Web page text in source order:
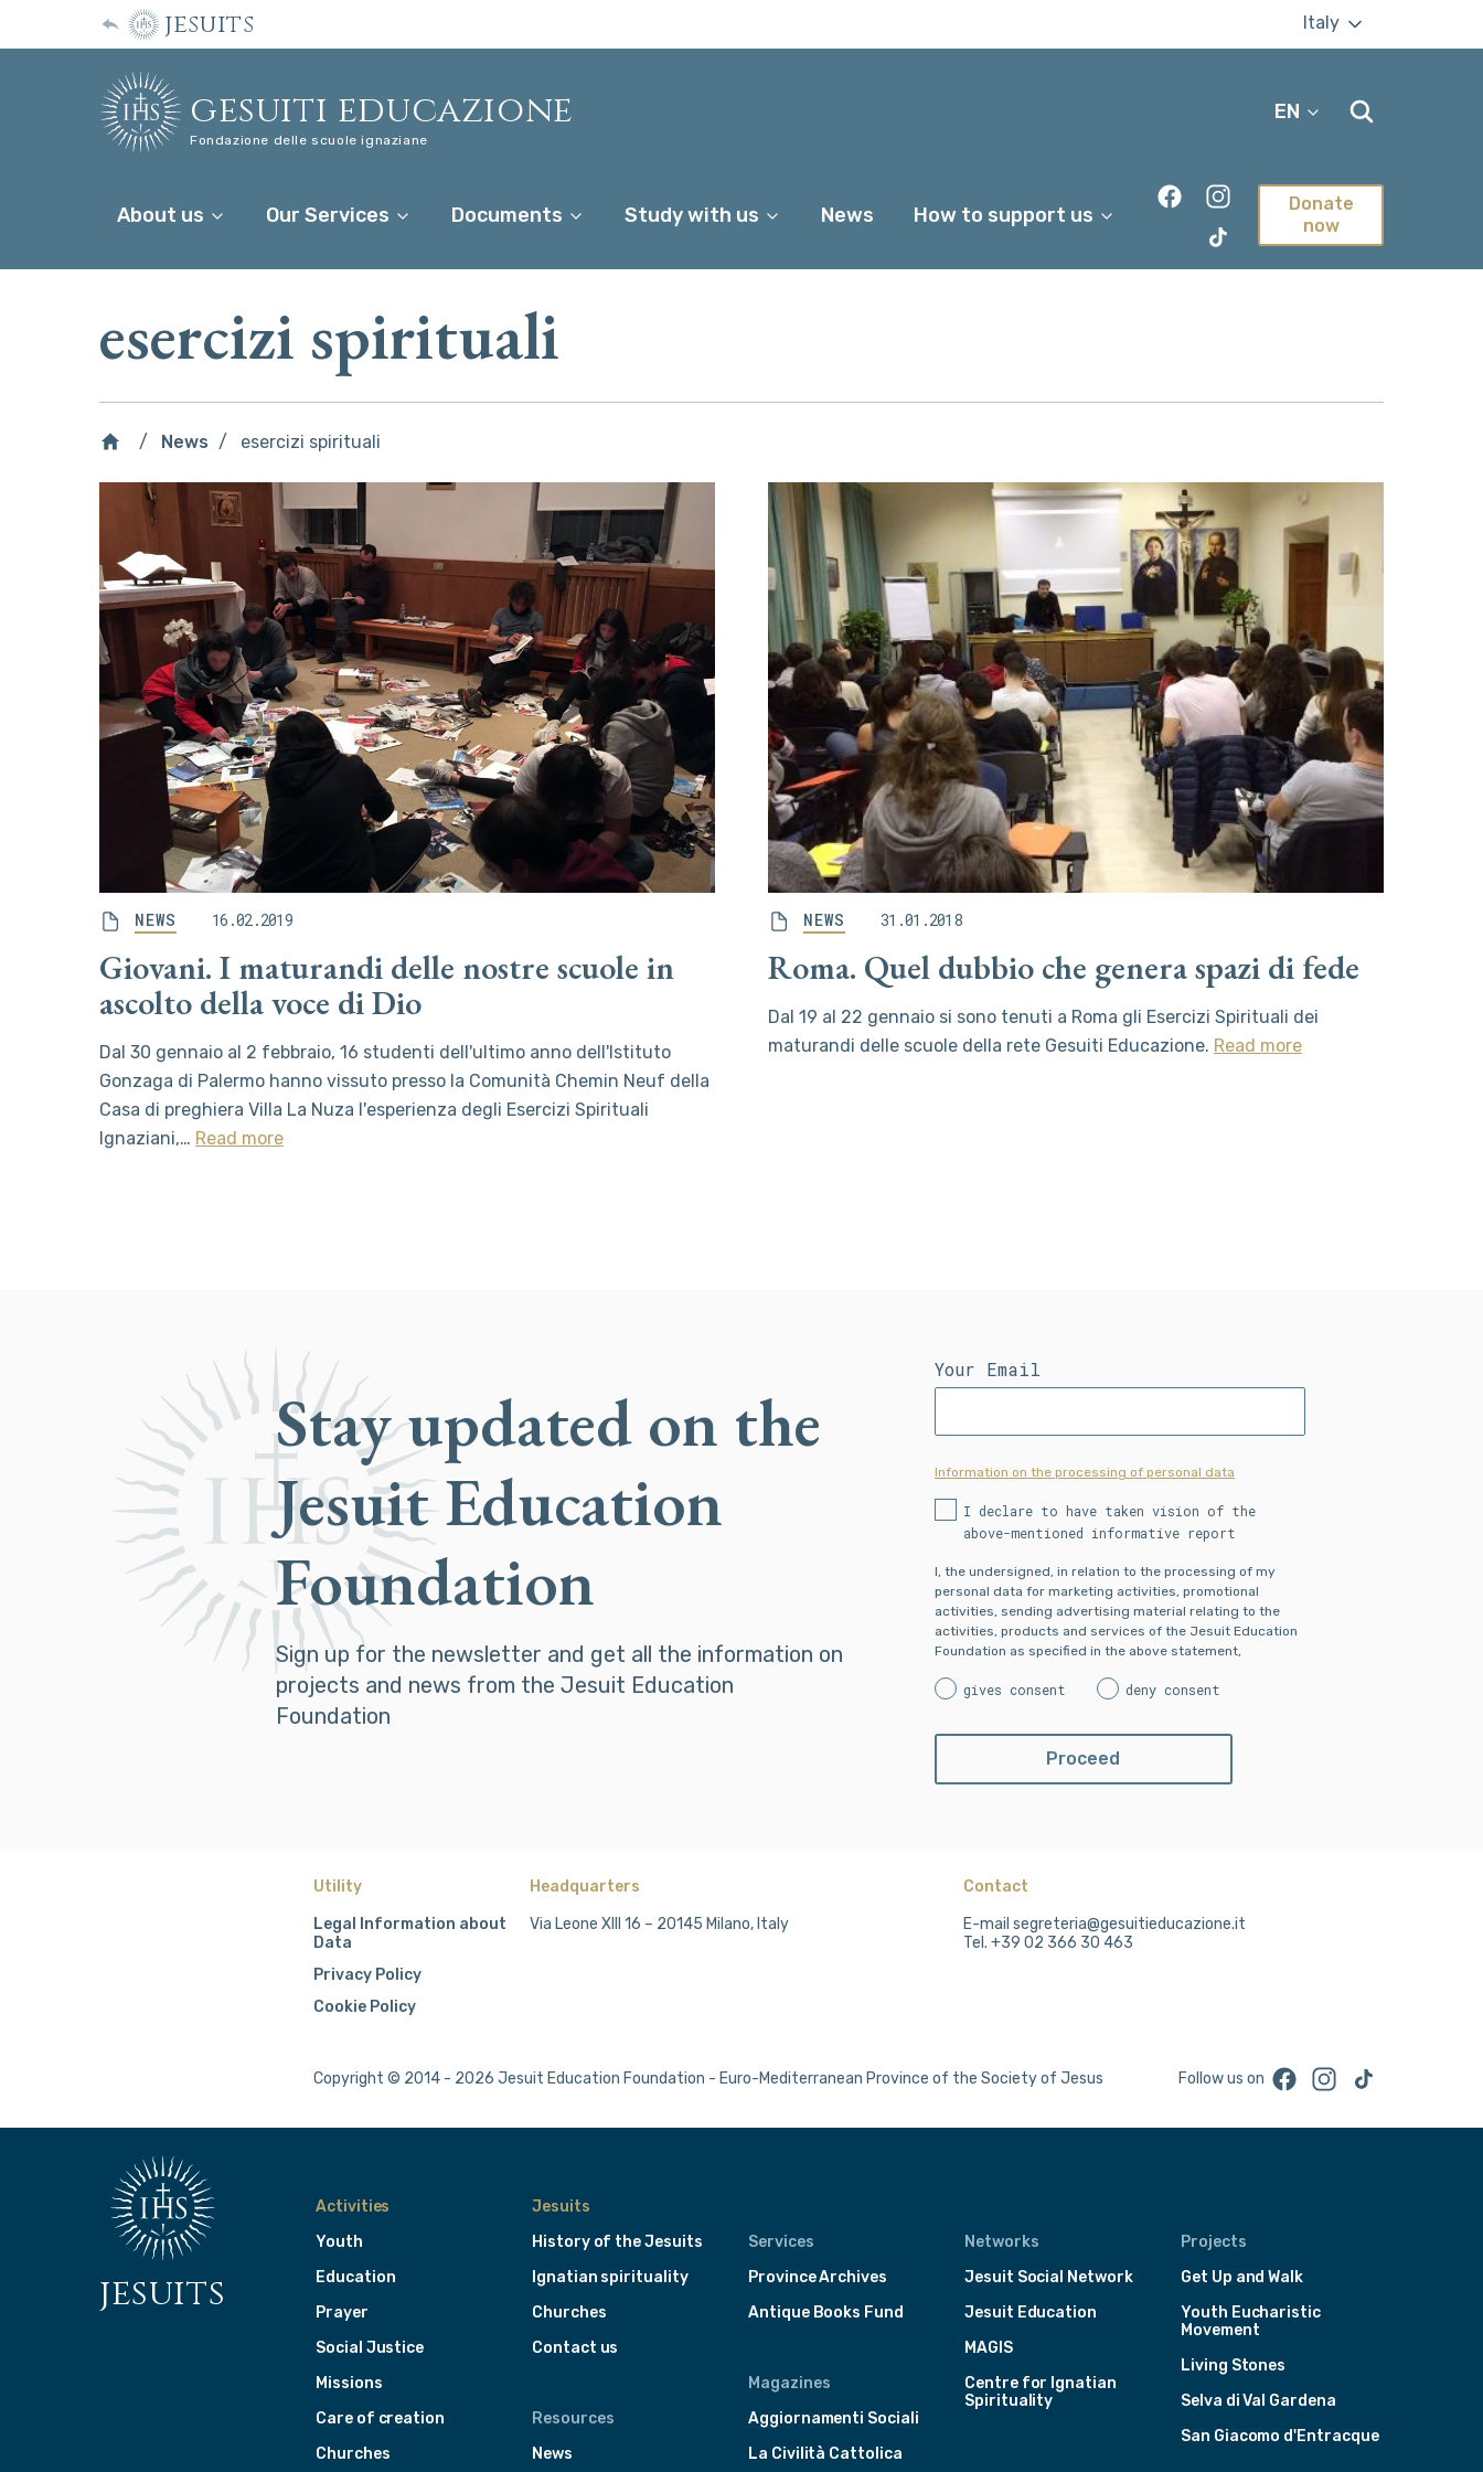
jesuits Italy
gesuiti educazione
Fondazione delle scuole ignaziane
EN
About us Our Services Documents Study with us News How to support us
Donate
now
esercizi spirituali
News esercizi spirituali
NEWS 16.02.2019
Giovani. I maturandi delle nostre scuole in
ascolto della voce di Dio
Dal 30 gennaio al 2 febbraio, 16 studenti dell'ultimo anno dell'Istituto
Gonzaga di Palermo hanno vissuto presso la Comunità Chemin Neuf della
Casa di preghiera Villa La Nuza l'esperienza degli Esercizi Spirituali
Ignaziani,… Read more
NEWS 31.01.2018
Roma. Quel dubbio che genera spazi di fede
Dal 19 al 22 gennaio si sono tenuti a Roma gli Esercizi Spirituali dei
maturandi delle scuole della rete Gesuiti Educazione. Read more
Stay updated on the
Jesuit Education
Foundation
Sign up for the newsletter and get all the information on
projects and news from the Jesuit Education
Foundation
Your Email
Information on the processing of personal data
I declare to have taken vision of the
above-mentioned informative report
I, the undersigned, in relation to the processing of my
personal data for marketing activities, promotional
activities, sending advertising material relating to the
activities, products and services of the Jesuit Education
Foundation as specified in the above statement,
gives consent deny consent
Utility
Legal Information about
Data
Privacy Policy
Cookie Policy
Headquarters
Via Leone XIII 16 – 20145 Milano, Italy
Contact
E-mail segreteria@gesuitieducazione.it
Tel. +39 02 366 30 463
Copyright © 2014 - 2026 Jesuit Education Foundation - Euro-Mediterranean Province of the Society of Jesus Follow us on FacebookInstagram
TikTok
jesuits
Activities
Youth
Education
Prayer
Social Justice
Missions
Care of creation
Churches
Jesuits
History of the Jesuits
Ignatian spirituality
Churches
Contact us
Resources
News
Services
Province Archives
Antique Books Fund
Magazines
Aggiornamenti Sociali
La Civilità Cattolica
Networks
Jesuit Social Network
Jesuit Education
MAGIS
Centre for Ignatian
Spirituality
Projects
Get Up and Walk
Youth Eucharistic
Movement
Living Stones
Selva di Val Gardena
San Giacomo d'Entracque